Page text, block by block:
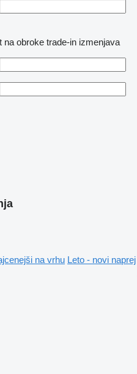
na obroke trade-in izmenjava
na vrhu Leto - novi naprej